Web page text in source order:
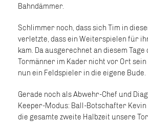
Bahndämmer.
Schlimmer noch, dass sich Tim in
verletzte, dass ein Weiterspielen für
kam. Da ausgerechnet an diesem
Tormänner im Kader nicht vor Ort sein
nun ein Feldspieler in die eigene Bude.
Gerade noch als Abwehr-Chef und
Keeper-Modus: Ball-Botschafter
die gesamte zweite Halbzeit unsere